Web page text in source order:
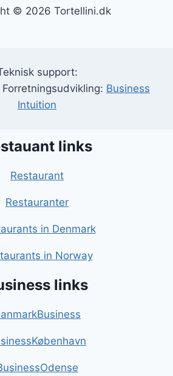
© 2026 Tortellini.dk
support:
Business
Intuition
links
Restaurant
Restauranter
in Denmark
in Norway
links